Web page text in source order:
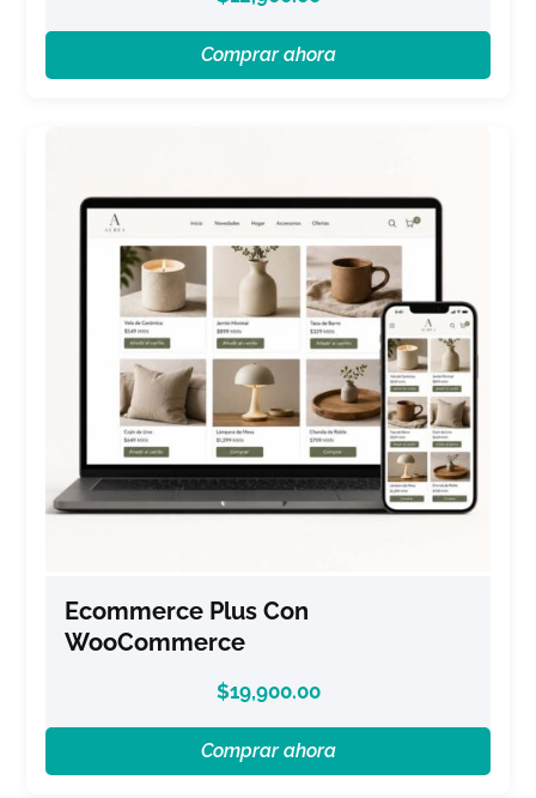
Comprar ahora
Ecommerce Plus Con
WooCommerce
$19,900.00
Comprar ahora